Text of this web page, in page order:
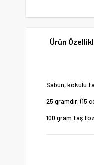
Ürün
Sabun, kokulu
25 gramdır. (15
100 gram taş